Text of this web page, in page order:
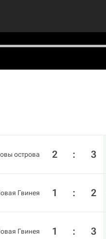
острова 2 : 3
Гвинея 1 : 2
Гвинея 1 : 3